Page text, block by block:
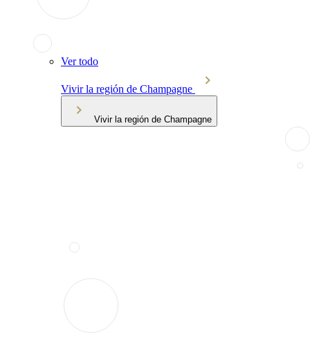
Ver todo
Vivir la región de Champagne
Vivir la región de Champagne